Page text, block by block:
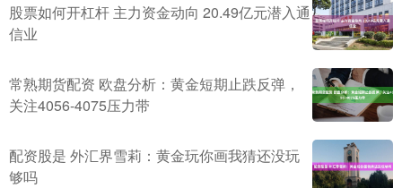
股票如何开杠杆 主力资金动向 20.49亿元潜入通
信业
常熟期货配资 欧盘分析：黄金短期止跌反弹，
关注4056-4075压力带
配资股是 外汇界雪莉：黄金玩你画我猜还没玩
够吗